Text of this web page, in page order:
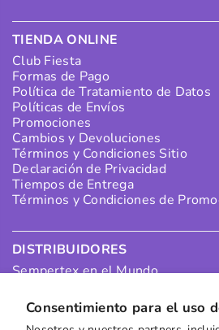
Consentimiento para el uso
TIENDA ONLINE
Club Fiesta
Formas de Pago
Política de Tratamiento de Datos
Políticas de Envíos
Promociones
Cambios y Devoluciones
Términos y Condiciones Sitio
Declaración de Privacidad
Tiempos de Entrega
Términos y Condiciones de
DISTRIBUIDORES
Sempertex en el Mundo
Pagos Distribuidores
Puntos de Recolección